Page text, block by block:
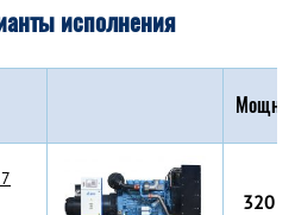
исполнения
320